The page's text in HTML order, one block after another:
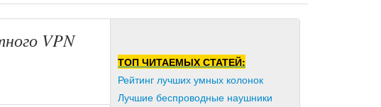
VPN
ТОП ЧИТАЕМЫХ СТАТЕЙ:
Рейтинг лучших умных колонок
Лучшие беспроводные наушники